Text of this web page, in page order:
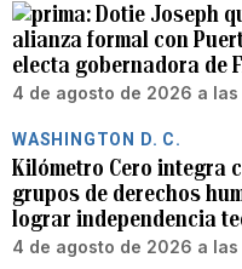
Dotie Joseph
alianza formal con
electa gobernadora de
4 de agosto de 2026 a las
WASHINGTON D. C.
Kilómetro Cero integra
grupos de derechos
lograr independencia
4 de agosto de 2026 a las